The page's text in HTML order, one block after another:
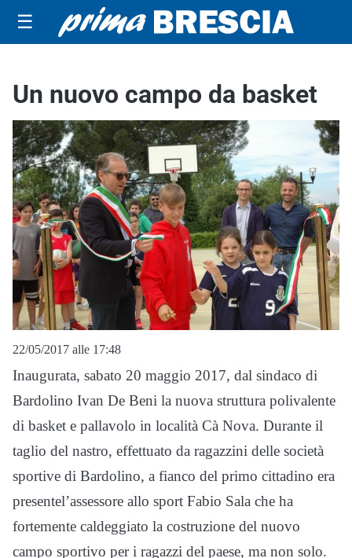
☰
Un nuovo campo da basket
22/05/2017 alle 17:48
Inaugurata, sabato 20 maggio 2017, dal sindaco di
Bardolino Ivan De Beni la nuova struttura polivalente
di basket e pallavolo in località Cà Nova. Durante il
taglio del nastro, effettuato da ragazzini delle società
sportive di Bardolino, a fianco del primo cittadino era
presentel’assessore allo sport Fabio Sala che ha
fortemente caldeggiato la costruzione del nuovo
campo sportivo per i ragazzi del paese, ma non solo.